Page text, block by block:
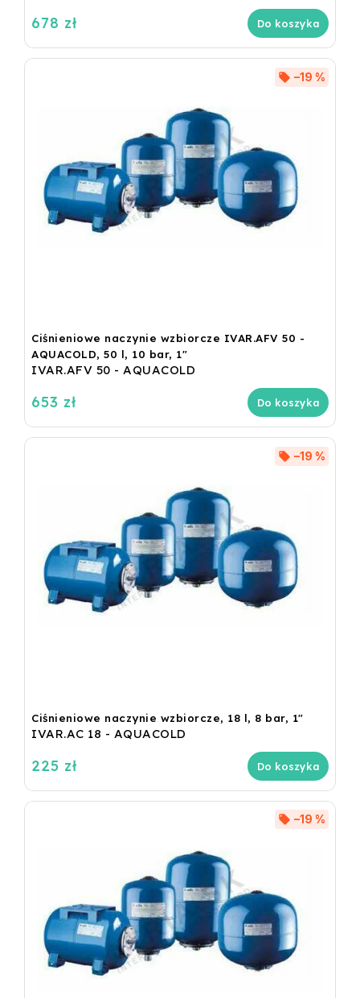
678 zł Do koszyka
Ciśnieniowe naczynie wzbiorcze IVAR.AFV 50 -
AQUACOLD, 50 l, 10 bar, 1"
IVAR.AFV 50 - AQUACOLD
–19 %
653 zł Do koszyka
Ciśnieniowe naczynie wzbiorcze, 18 l, 8 bar, 1"
IVAR.AC 18 - AQUACOLD
–19 %
225 zł Do koszyka
–19 %